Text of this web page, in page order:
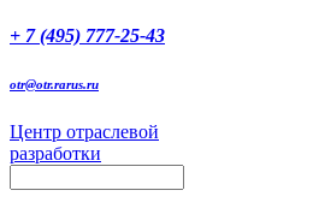
+ 7 (495) 777-25-43
otr@otr.rarus.ru
Центр отраслевой
разработки